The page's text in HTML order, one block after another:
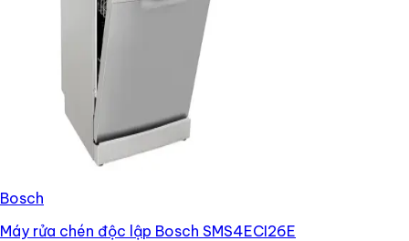
Bosch
Máy rửa chén độc lập Bosch SMS4ECI26E